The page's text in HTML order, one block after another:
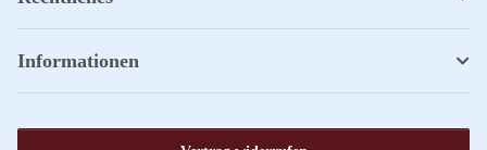
Informationen